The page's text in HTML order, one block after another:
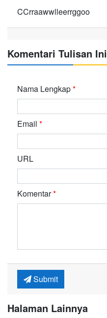
CCrraawwlleerrggoo
Komentari Tulisan Ini
Nama Lengkap*
Email *
URL
Komentar*
Submit
Halaman Lainnya